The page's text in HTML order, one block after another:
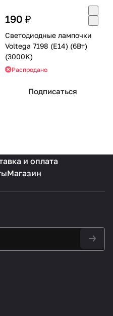
190 ₽
Светодиодные лампочки
Voltega 7198 (E14) (6Вт)
(3000K)
Распродано
Подписаться
и оплата
Магазин